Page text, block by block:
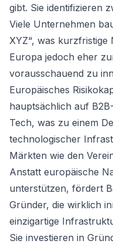
gibt. Sie identifizieren
Viele Unternehmen
XYZ“, was
Europa jedoch eher
vorausschauend zu
Europäisches
hauptsächlich auf
Tech, was zu einem
technologischer
Märkten wie den
Anstatt europäische
unterstützen, fördert
Gründer, die wirklich
einzigartige
Sie investieren in